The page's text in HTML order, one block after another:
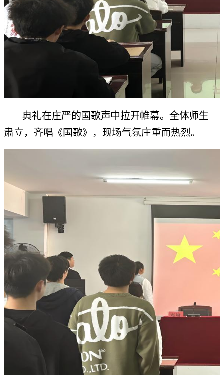
典礼在庄严的国歌声中拉开帷幕。全体师生
肃立，齐唱《国歌》，现场气氛庄重而热烈。